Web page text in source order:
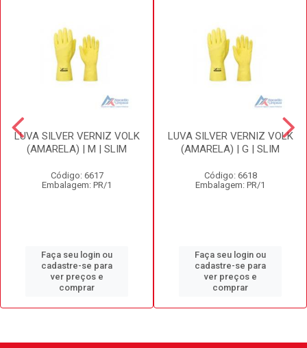
LUVA SILVER VERNIZ VOLK
(AMARELA) | M | SLIM
Código: 6617
Embalagem: PR/1
Faça seu login ou
cadastre-se para
ver preços e
comprar
LUVA SILVER VERNIZ VOLK
(AMARELA) | G | SLIM
Código: 6618
Embalagem: PR/1
Faça seu login ou
cadastre-se para
ver preços e
comprar